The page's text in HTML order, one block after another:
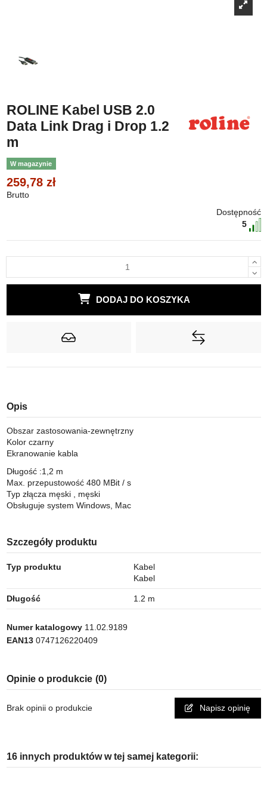
ROLINE Kabel USB 2.0
Data Link Drag i Drop 1.2
m
W magazynie
259,78 zł
Brutto
Dostępność
5
DODAJ DO KOSZYKA
Opis
Obszar zastosowania-zewnętrzny
Kolor czarny
Ekranowanie kabla
Długość :1,2 m
Max. przepustowość 480 MBit / s
Typ złącza męski , męski
Obsługuje system Windows, Mac
Szczegóły produktu
Typ produktu
Kabel
Kabel
Długość 1.2 m
Numer katalogowy 11.02.9189
EAN13 0747126220409
Opinie o produkcie (0)
Brak opinii o produkcie Napisz opinię
16 innych produktów w tej samej kategorii: